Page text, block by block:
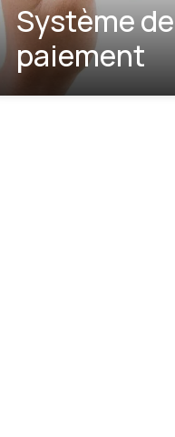
Système de
paiement